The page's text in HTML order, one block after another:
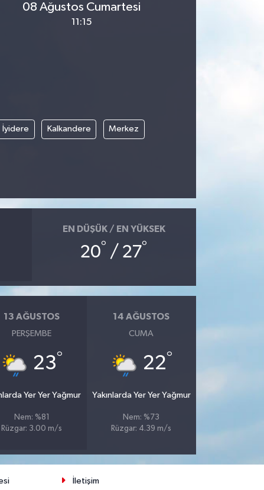
08 Ağustos Cumartesi
11:15
İyidere Kalkandere Merkez
EN DÜŞÜK / EN YÜKSEK
20° / 27°
13 AĞUSTOS
PERŞEMBE
23°
Yer Yer Yağmur
Nem: %81
Rüzgar: 3.00 m/s
14 AĞUSTOS
CUMA
22°
Yakınlarda Yer Yer Yağmur
Nem: %73
Rüzgar: 4.39 m/s
İletişim